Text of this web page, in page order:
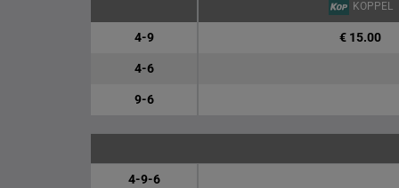
KOPPEL
4-9 € 15.00
4-6
9-6
4-9-6